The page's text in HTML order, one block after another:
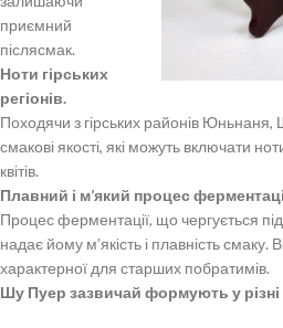
приємний
післясмак.
Ноти гірських
регіонів.
Походячи з гірських районів Юньнаня,
смакові якості, які можуть включати
квітів.
Плавний і м’який процес
Процес ферментації, що чергується
надає йому м’якість і плавність смаку.
характерної для старших побратимів.
Шу Пуер зазвичай формують у